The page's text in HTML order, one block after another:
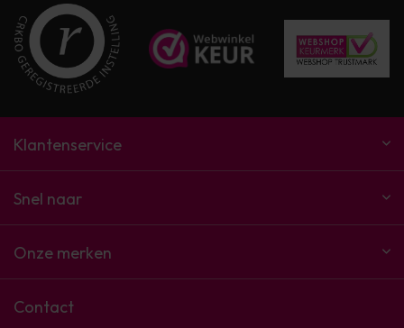
Klantenservice
Snel naar
Onze merken
Contact